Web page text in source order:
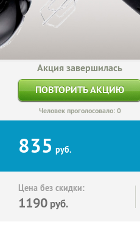
Акция завершилась
ПОВТОРИТЬ АКЦИЮ
Человек проголосовало: 0
835 руб.
Цена без скидки:
1190 руб.